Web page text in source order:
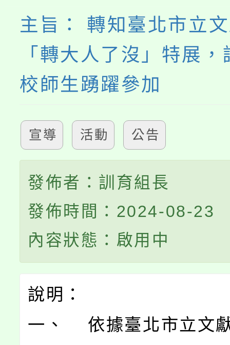
主旨： 轉知臺北市立
「轉大人了沒」特展
校師生踴躍參加
宣導 活動 公告
發佈者：訓育組長
發佈時間：2024-08-23
內容狀態：啟用中
說明：
一、 依據臺北市立文